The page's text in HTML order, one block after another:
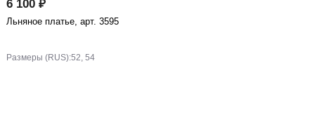
6 100 ₽
Льняное платье, арт. 3595
Размеры (RUS):52, 54